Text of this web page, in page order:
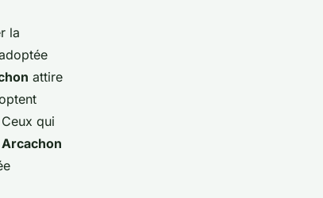
la
attire
qui